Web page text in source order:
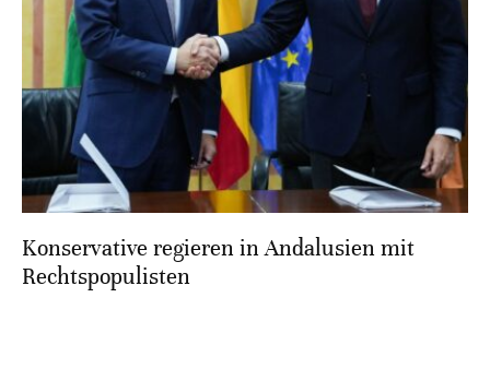
Konservative regieren in Andalusien mit
Rechtspopulisten